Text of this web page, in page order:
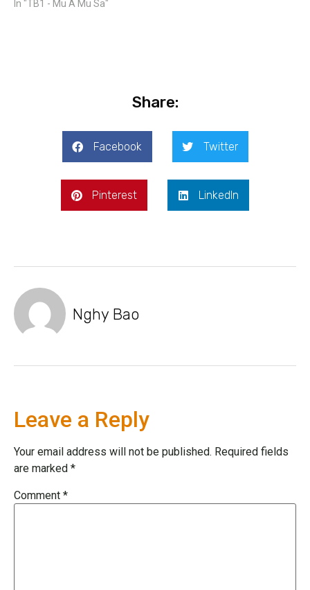
In "TB1 - Mu A Mu Sa"
Share:
Facebook Twitter
Pinterest LinkedIn
Nghy Bao
Leave a Reply
Your email address will not be published. Required fields
are marked *
Comment *